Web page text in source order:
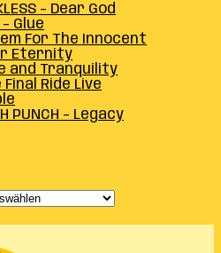
– Dear God
– Glue
For The Innocent
Eternity
and Tranquility
Final Ride Live
PUNCH – Legacy